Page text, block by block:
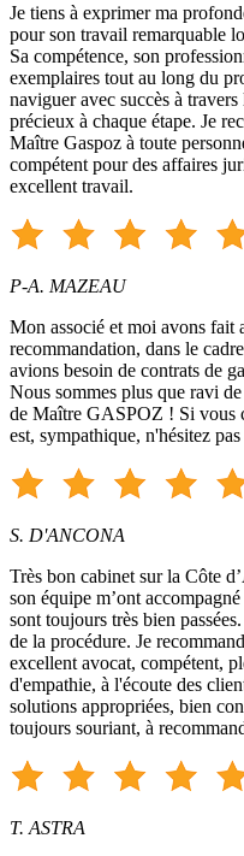
Je tiens à exprimer ma
pour son travail remarquable
Sa compétence, son
exemplaires tout au long du
naviguer avec succès à
précieux à chaque étape. Je
Maître Gaspoz à toute
compétent pour des affaires
excellent travail.
P-A. MAZEAU
Mon associé et moi avons
recommandation, dans le
avions besoin de contrats de
Nous sommes plus que ravi
de Maître GASPOZ ! Si vous
est, sympathique, n'hésitez pas
S. D'ANCONA
Très bon cabinet sur la Côte
son équipe m’ont
sont toujours très bien
de la procédure. Je
excellent avocat, compétent,
d'empathie, à l'écoute des
solutions appropriées, bien
toujours souriant, à
T. ASTRA